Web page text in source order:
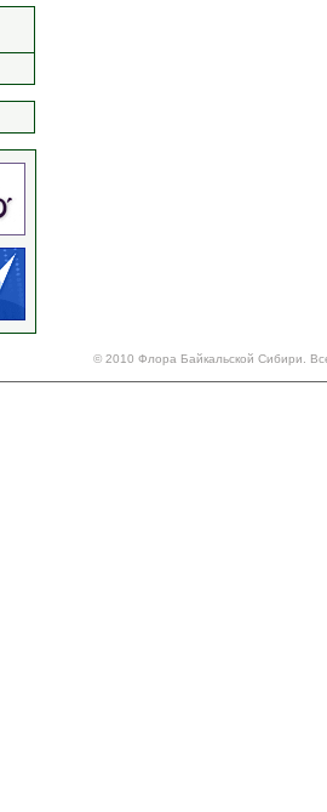
© 2010 Флора Байкальской Сибири.